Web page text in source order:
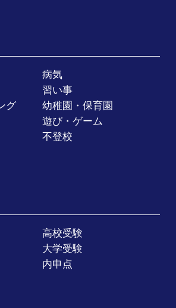
病気
習い事
グ
幼稚園・保育園
遊び・ゲーム
不登校
高校受験
大学受験
内申点